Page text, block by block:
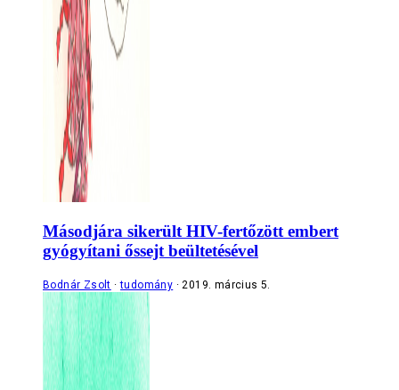
Másodjára sikerült HIV-fertőzött embert
gyógyítani őssejt beültetésével
Bodnár Zsolt tudomány 2019. március 5.